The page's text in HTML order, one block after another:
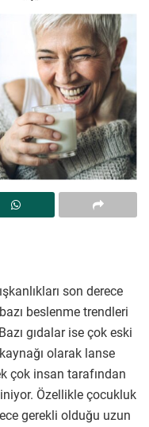
son derece
beslenme trendleri
gıdalar ise çok eski
olarak lanse
çok insan tarafından
Özellikle çocukluk
gerekli olduğu uzun